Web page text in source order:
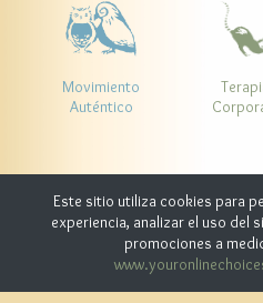
Movimiento
Auténtico
Análisis Transaccional Relacional
Psicoterapia Corporal
Este sitio utiliza cookies para
experiencia, analizar el uso del
promociones a